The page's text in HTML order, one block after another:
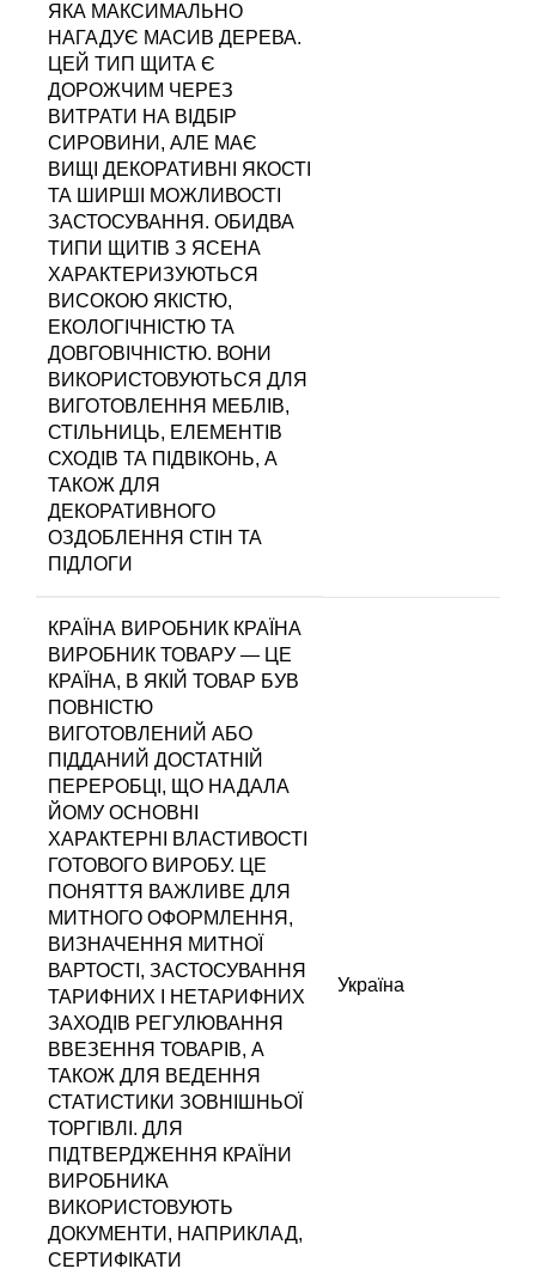
ЯКА МАКСИМАЛЬНО
НАГАДУЄ МАСИВ ДЕРЕВА.
ЦЕЙ ТИП ЩИТА Є
ДОРОЖЧИМ ЧЕРЕЗ
ВИТРАТИ НА ВІДБІР
СИРОВИНИ, АЛЕ МАЄ
ВИЩІ ДЕКОРАТИВНІ ЯКОСТІ
ТА ШИРШІ МОЖЛИВОСТІ
ЗАСТОСУВАННЯ. ОБИДВА
ТИПИ ЩИТІВ З ЯСЕНА
ХАРАКТЕРИЗУЮТЬСЯ
ВИСОКОЮ ЯКІСТЮ,
ЕКОЛОГІЧНІСТЮ ТА
ДОВГОВІЧНІСТЮ. ВОНИ
ВИКОРИСТОВУЮТЬСЯ ДЛЯ
ВИГОТОВЛЕННЯ МЕБЛІВ,
СТІЛЬНИЦЬ, ЕЛЕМЕНТІВ
СХОДІВ ТА ПІДВІКОНЬ, А
ТАКОЖ ДЛЯ
ДЕКОРАТИВНОГО
ОЗДОБЛЕННЯ СТІН ТА
ПІДЛОГИ
КРАЇНА ВИРОБНИК КРАЇНА
ВИРОБНИК ТОВАРУ — ЦЕ
КРАЇНА, В ЯКІЙ ТОВАР БУВ
ПОВНІСТЮ
ВИГОТОВЛЕНИЙ АБО
ПІДДАНИЙ ДОСТАТНІЙ
ПЕРЕРОБЦІ, ЩО НАДАЛА
ЙОМУ ОСНОВНІ
ХАРАКТЕРНІ ВЛАСТИВОСТІ
ГОТОВОГО ВИРОБУ. ЦЕ
ПОНЯТТЯ ВАЖЛИВЕ ДЛЯ
МИТНОГО ОФОРМЛЕННЯ,
ВИЗНАЧЕННЯ МИТНОЇ
ВАРТОСТІ, ЗАСТОСУВАННЯ
ТАРИФНИХ І НЕТАРИФНИХ
ЗАХОДІВ РЕГУЛЮВАННЯ
ВВЕЗЕННЯ ТОВАРІВ, А
ТАКОЖ ДЛЯ ВЕДЕННЯ
СТАТИСТИКИ ЗОВНІШНЬОЇ
ТОРГІВЛІ. ДЛЯ
ПІДТВЕРДЖЕННЯ КРАЇНИ
ВИРОБНИКА
ВИКОРИСТОВУЮТЬ
ДОКУМЕНТИ, НАПРИКЛАД,
СЕРТИФІКАТИ
Україна